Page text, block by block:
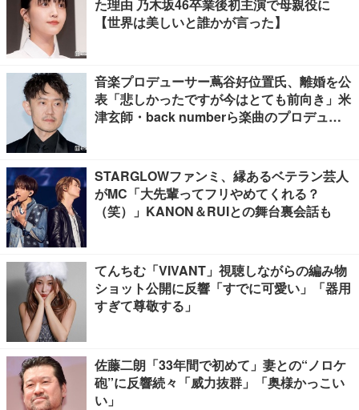
た理由 乃木坂46卒業後初主演で母親役に
【世界は美しいと誰かが言った】
音楽プロデューサー蔦谷好位置氏、離婚を公
表「悲しかったですが今はとても前向き」米
津玄師・back numberら楽曲のプロデュー
STARGLOWファンミ、縁あるベテラン芸人
がMC「大先輩ってフリやめてくれる？
（笑）」KANON＆RUIとの舞台裏会話も
てんちむ「VIVANT」視聴しながらの編み物
ショット公開に反響「すでに可愛い」「器用
すぎて尊敬する」
佐藤二朗「33年間で初めて」妻との“ノロケ
砲”に反響続々「威力抜群」「奥様かっこい
い」